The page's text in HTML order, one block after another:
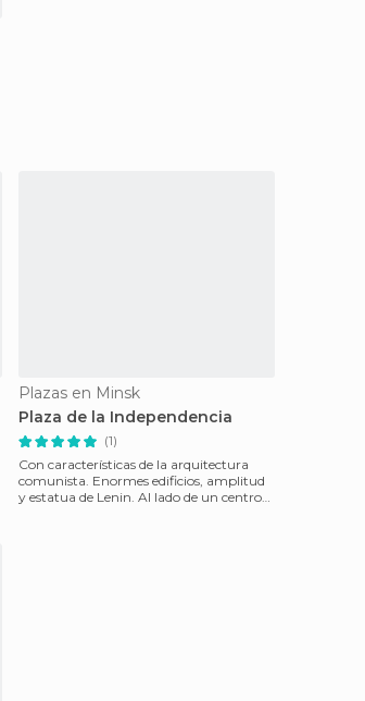
Plazas en Minsk
Plaza de la Independencia
(1)
Con características de la arquitectura
comunista. Enormes edificios, amplitud
y estatua de Lenin. Al lado de un centro